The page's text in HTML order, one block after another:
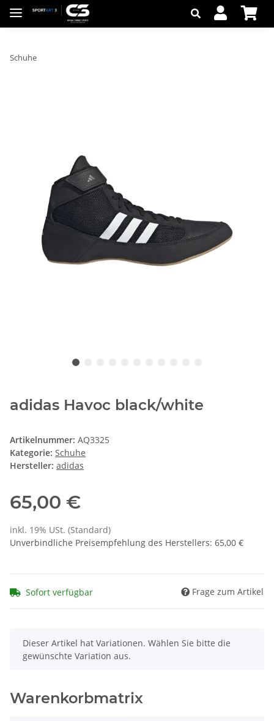
Schuhe
adidas Havoc black/white
Artikelnummer: AQ3325
Kategorie: Schuhe
Hersteller: adidas
65,00 €
inkl. 19% USt. (Standard)
Unverbindliche Preisempfehlung des Herstellers: 65,00 €
Sofort verfügbar Frage zum Artikel
x
Dieser Artikel hat Variationen. Wählen Sie bitte die
gewünschte Variation aus.
Warenkorbmatrix